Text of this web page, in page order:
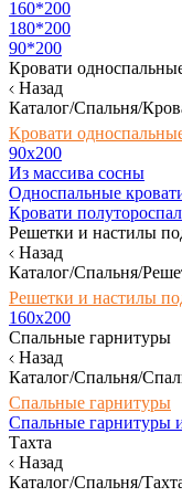
160*200
180*200
90*200
Кровати
Назад
Каталог/Спальня/
Кровати
90х200
Из массива сосны
Односпальные
Кровати
Решетки и настилы
Назад
Каталог/Спальня/
Решетки и настилы
160х200
Спальные гарнитуры
Назад
Каталог/Спальня/
Спальные гарнитуры
Спальные гарнитуры
Тахта
Назад
Каталог/Спальня/